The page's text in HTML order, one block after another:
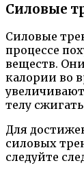
Силовые
Силовые
процессе
веществ.
калории во
телу
Для
силовых
следуйте